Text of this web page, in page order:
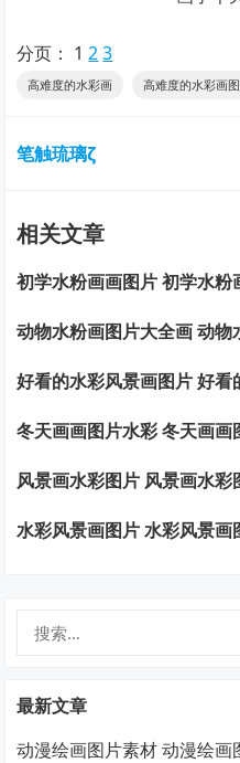
分页： 1 2 3
高难度的水彩画 高难度的水彩画
笔触琉璃ζ
相关文章
初学水粉画画图片 初学水粉
动物水粉画图片大全画 动
好看的水彩风景画图片 好
冬天画画图片水彩 冬天画画
风景画水彩图片 风景画水彩
水彩风景画图片 水彩风景画
最新文章
动漫绘画图片素材 动漫绘画